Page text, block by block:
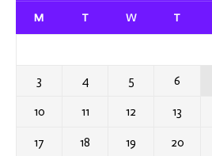
M T W T
3 4 5 6
10 11 12 13
17 18 19 20